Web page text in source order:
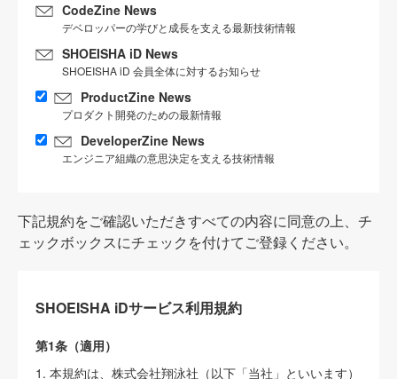
CodeZine News
デベロッパーの学びと成長を支える最新技術情報
SHOEISHA iD News
SHOEISHA iD 会員全体に対するお知らせ
ProductZine News
プロダクト開発のための最新情報
DeveloperZine News
エンジニア組織の意思決定を支える技術情報
下記規約をご確認いただきすべての内容に同意の上、チ
ェックボックスにチェックを付けてご登録ください。
SHOEISHA iDサービス利用規約
第1条（適用）
1. 本規約は、株式会社翔泳社（以下「当社」といいます）